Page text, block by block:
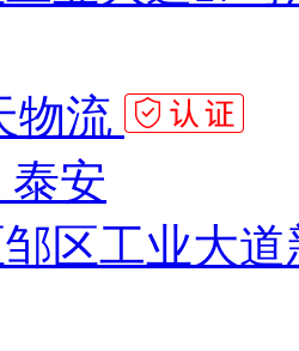
物流
泰安
区工业大